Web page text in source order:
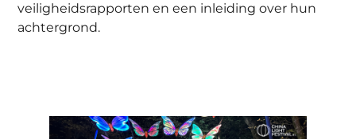
veiligheidsrapporten en een inleiding over hun
achtergrond.